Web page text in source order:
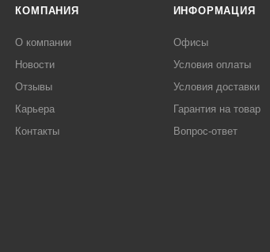
КОМПАНИЯ
О компании
Новости
Отзывы
Карьера
Контакты
ИНФОРМАЦИЯ
Офисы
Условия оплаты
Условия доставки
Гарантия на товар
Вопрос-ответ